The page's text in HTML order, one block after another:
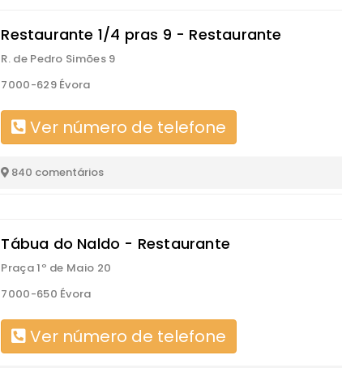
Restaurante 1/4 pras 9 - Restaurante
R. de Pedro Simões 9
7000-629 Évora
Ver número de telefone
840 comentários
Tábua do Naldo - Restaurante
Praça 1º de Maio 20
7000-650 Évora
Ver número de telefone